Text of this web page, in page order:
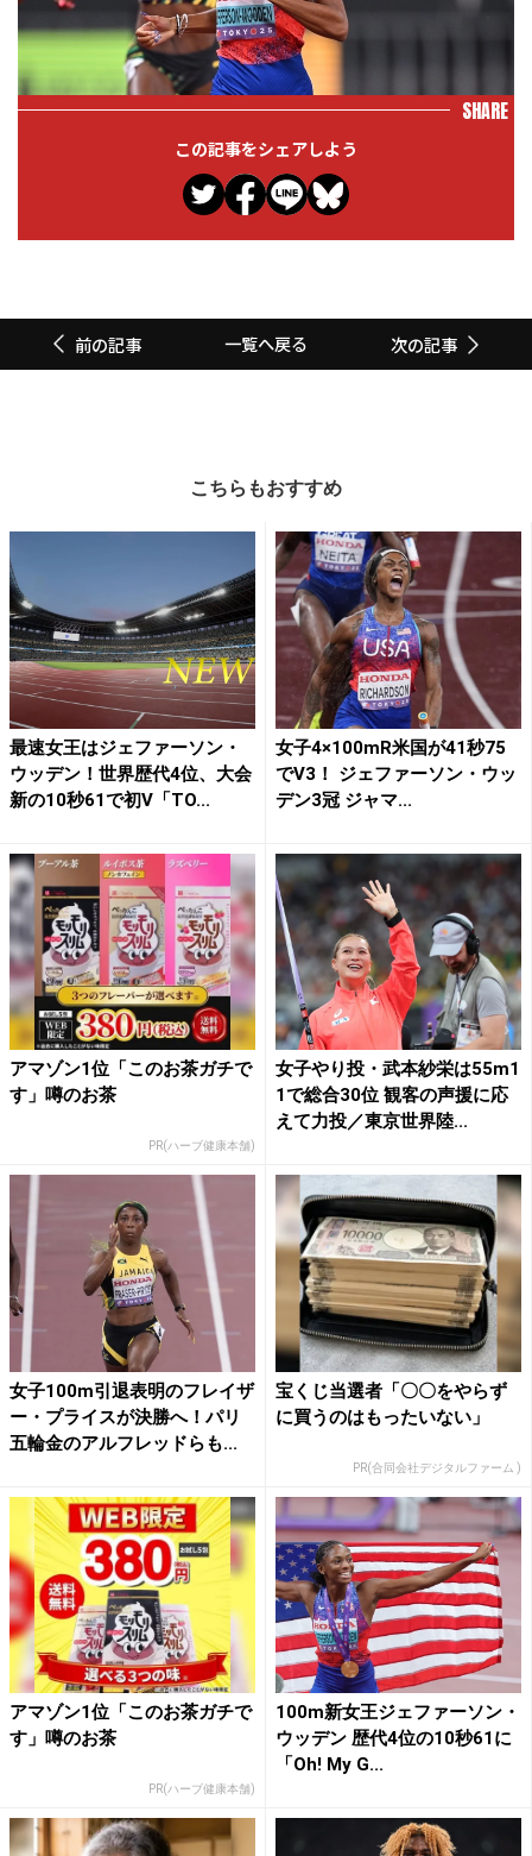
SHARE
この記事をシェアしよう
前の記事 一覧へ戻る 次の記事
こちらもおすすめ
最速女王はジェファーソン・
ウッデン！世界歴代4位、大会
新の10秒61で初V「TO...
女子4×100mR米国が41秒75
でV3！ ジェファーソン・ウッ
デン3冠 ジャマ...
アマゾン1位「このお茶ガチで
す」噂のお茶
PR(ハーブ健康本舗)
女子やり投・武本紗栄は55m1
1で総合30位 観客の声援に応
えて力投／東京世界陸...
女子100m引退表明のフレイザ
ー・プライスが決勝へ！パリ
五輪金のアルフレッドらも...
宝くじ当選者「〇〇をやらず
に買うのはもったいない」
PR(合同会社デジタルファーム )
アマゾン1位「このお茶ガチで
す」噂のお茶
PR(ハーブ健康本舗)
100m新女王ジェファーソン・
ウッデン 歴代4位の10秒61に
「Oh! My G...